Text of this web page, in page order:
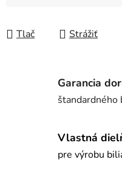
Tlač Strážiť
Garancia
štandardného
Vlastná
pre výrobu